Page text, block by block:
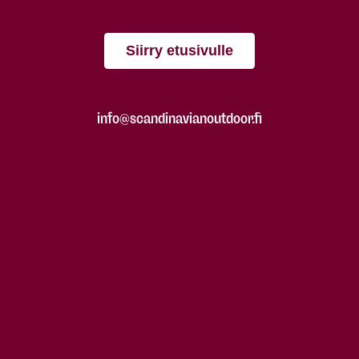
Siirry etusivulle
info@scandinavianoutdoor.fi